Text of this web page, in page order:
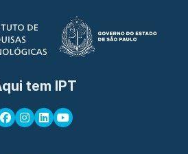
tem IPT